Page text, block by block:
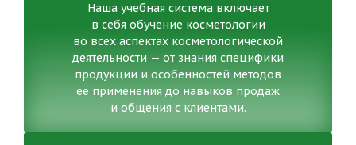
Наша учебная система включает
в себя обучение косметологии
во всех аспектах косметологической
деятельности — от знания специфики
продукции и особенностей методов
ее применения до навыков продаж
и общения с клиентами.